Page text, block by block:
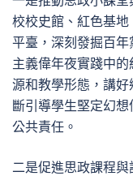
校校史館、紅色基
平臺，深刻發掘百
主義偉年夜實踐中
源和教學形態，講
斷引導學生堅定幻
公共責任。
二是促進思政課程